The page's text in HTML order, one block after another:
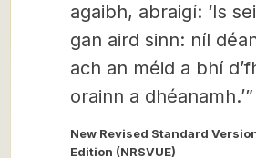
agaibh, abraigí: ‘Is
gan aird sinn: níl
ach an méid a bhí
orainn a dhéanamh.’”
New Revised Standard
Edition (NRSVUE)